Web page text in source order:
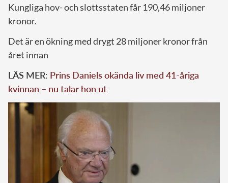
Kungliga hov- och slottsstaten får 190,46 miljoner
kronor.
Det är en ökning med drygt 28 miljoner kronor från
året innan
LÄS MER: Prins Daniels okända liv med 41-åriga
kvinnan – nu talar hon ut